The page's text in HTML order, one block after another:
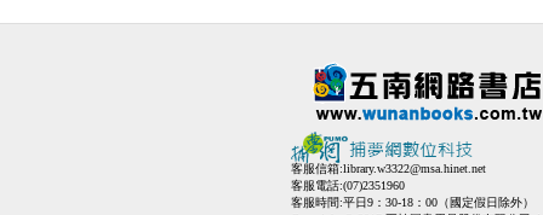
客服信箱:library.w3322@msa.hinet.net
客服電話:(07)2351960
客服時間:平日9：30-18：00（國定假日除外）